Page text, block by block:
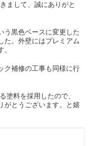
まして、誠にありがと
う黒色ベースに変更した
た。外壁にはプレミアム
ク補修の工事も同様に行
塗料を採用したので、
がとうございます。と嬉